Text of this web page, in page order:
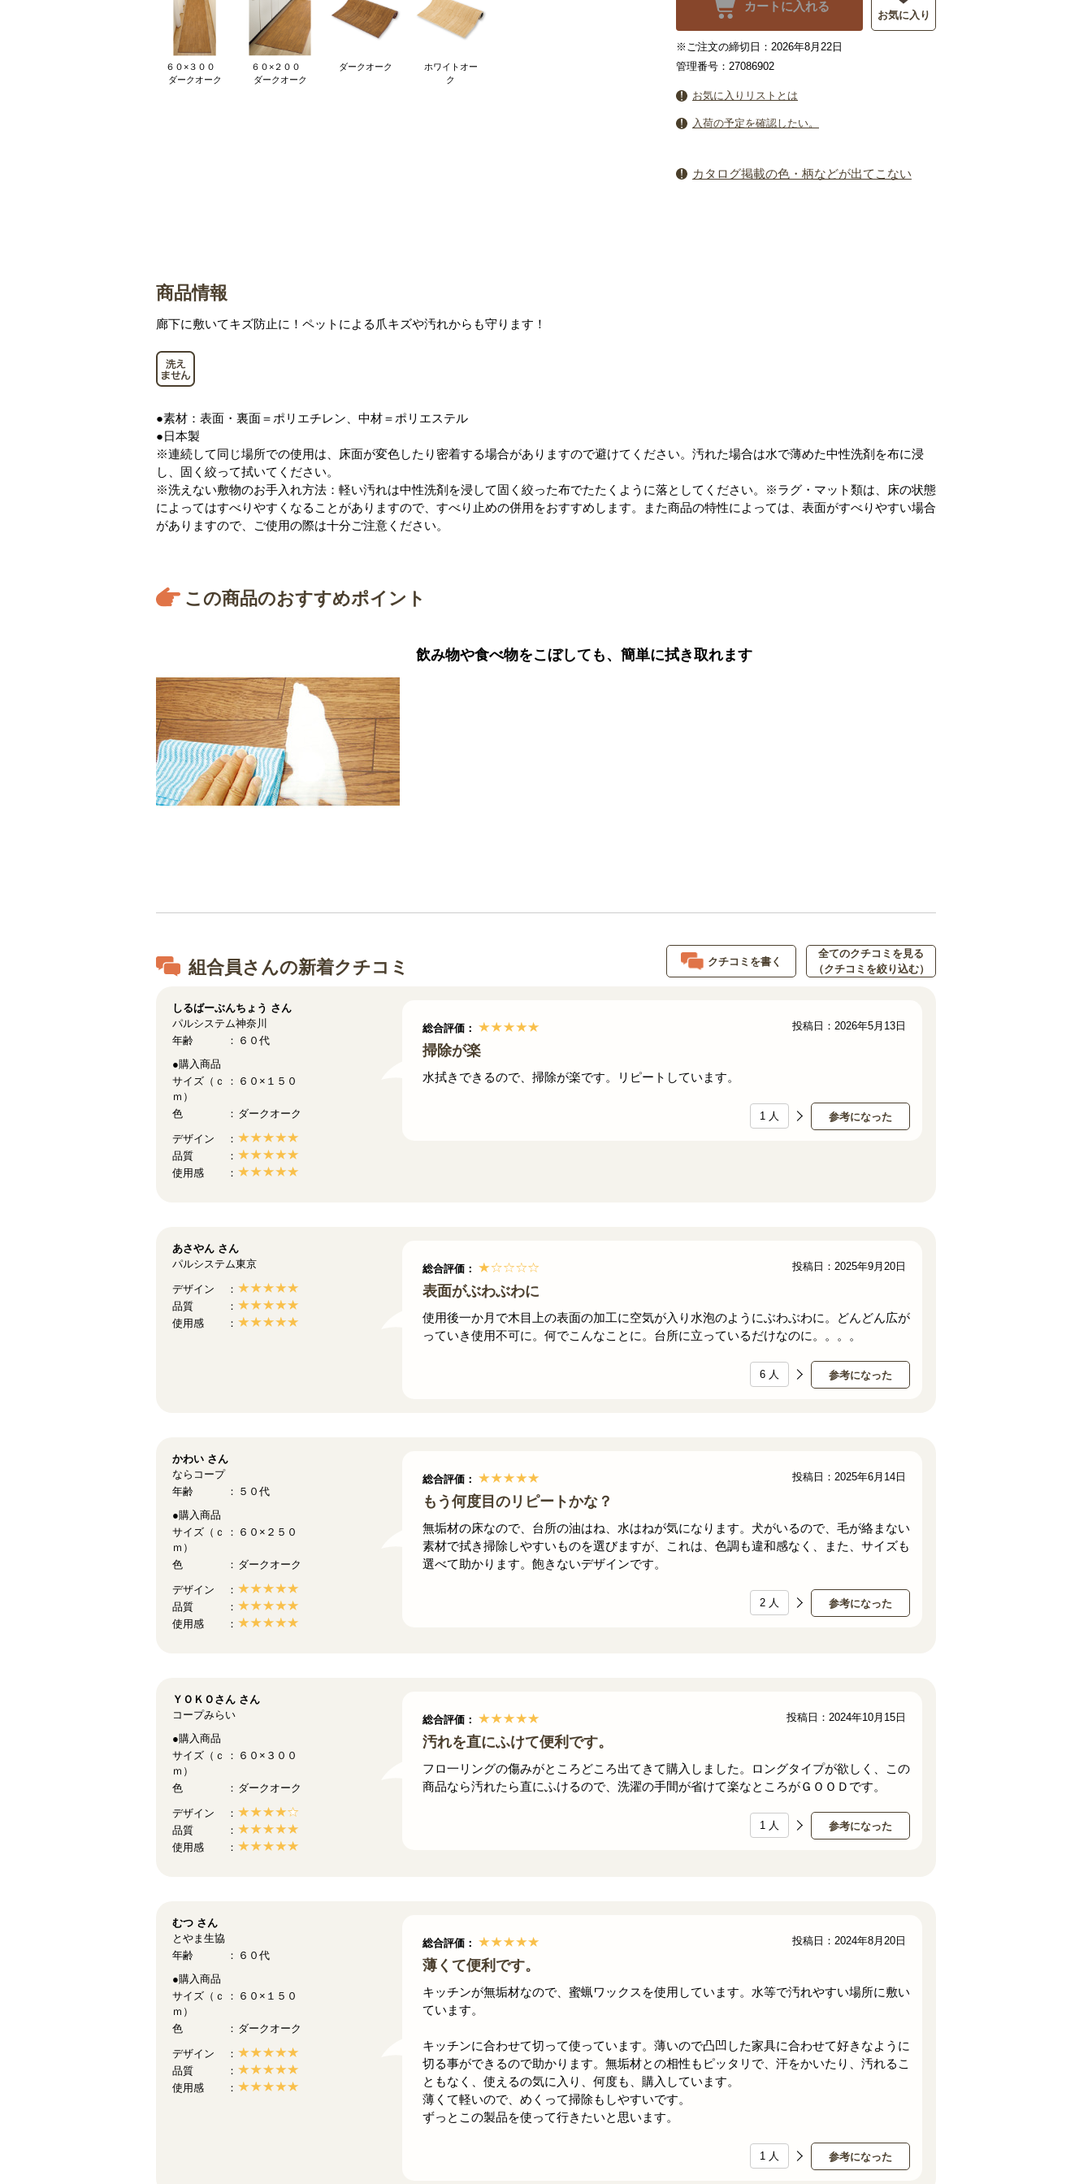
６０×３００
ダークオーク
６０×２００
ダークオーク
ダークオーク
ホワイトオー
ク
カートに入れる
お気に入り
※ご注文の締切日：2026年8月22日
管理番号：27086902
お気に入りリストとは
入荷の予定を確認したい。
カタログ掲載の色・柄などが出てこない
商品情報
廊下に敷いてキズ防止に！ペットによる爪キズや汚れからも守ります！
●素材：表面・裏面＝ポリエチレン、中材＝ポリエステル
●日本製
※連続して同じ場所での使用は、床面が変色したり密着する場合がありますので避けてください。汚れた場合は水で薄めた中性洗剤を布に浸
し、固く絞って拭いてください。
※洗えない敷物のお手入れ方法：軽い汚れは中性洗剤を浸して固く絞った布でたたくように落としてください。※ラグ・マット類は、床の状態
によってはすべりやすくなることがありますので、すべり止めの併用をおすすめします。また商品の特性によっては、表面がすべりやすい場合
がありますので、ご使用の際は十分ご注意ください。
この商品のおすすめポイント
飲み物や食べ物をこぼしても、簡単に拭き取れます
組合員さんの新着クチコミ クチコミを書く
全てのクチコミを見る
（クチコミを絞り込む）
総合評価：
掃除が楽
水拭きできるので、掃除が楽です。リピートしています。
参考になった
1 人
投稿日：2026年5月13日
しるばーぶんちょう さん
パルシステム神奈川
年齢
６０代
●購入商品
サイズ（ｃ
ｍ）
６０×１５０
色 ダークオーク
デザイン
品質
使用感
総合評価：
表面がぶわぶわに
使用後一か月で木目上の表面の加工に空気が入り水泡のようにぶわぶわに。どんどん広が
っていき使用不可に。何でこんなことに。台所に立っているだけなのに。。。。
参考になった
6 人
投稿日：2025年9月20日
あさやん さん
パルシステム東京
デザイン
品質
使用感
総合評価：
もう何度目のリピートかな？
無垢材の床なので、台所の油はね、水はねが気になります。犬がいるので、毛が絡まない
素材で拭き掃除しやすいものを選びますが、これは、色調も違和感なく、また、サイズも
選べて助かります。飽きないデザインです。
参考になった
2 人
投稿日：2025年6月14日
かわい さん
ならコープ
年齢
５０代
●購入商品
サイズ（ｃ
ｍ）
６０×２５０
色 ダークオーク
デザイン
品質
使用感
総合評価：
汚れを直にふけて便利です。
フロ一リングの傷みがところどころ出てきて購入しました。ロングタイプが欲しく、この
商品なら汚れたら直にふけるので、洗濯の手間が省けて楽なところがＧＯＯＤです。
参考になった
1 人
投稿日：2024年10月15日
ＹＯＫＯさん さん
コープみらい
●購入商品
サイズ（ｃ
ｍ）
６０×３００
色 ダークオーク
デザイン
品質
使用感
総合評価：
薄くて便利です。
キッチンが無垢材なので、蜜蝋ワックスを使用しています。水等で汚れやすい場所に敷い
ています。
キッチンに合わせて切って使っています。薄いので凸凹した家具に合わせて好きなように
切る事ができるので助かります。無垢材との相性もピッタリで、汗をかいたり、汚れるこ
ともなく、使えるの気に入り、何度も、購入しています。
薄くて軽いので、めくって掃除もしやすいです。
ずっとこの製品を使って行きたいと思います。
参考になった
1 人
投稿日：2024年8月20日
むつ さん
とやま生協
年齢
６０代
●購入商品
サイズ（ｃ
ｍ）
６０×１５０
色 ダークオーク
デザイン
品質
使用感